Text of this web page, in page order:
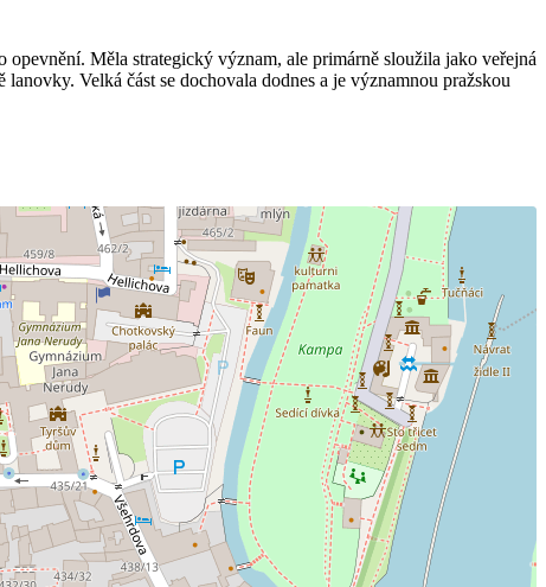
Měla strategický význam, ale primárně sloužila jako veřejná
Velká část se dochovala dodnes a je významnou pražskou